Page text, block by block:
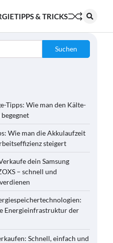
TIPPS & TRICKS
Suchen
Tipps: Wie man den Kälte-
Wie man die Akkulaufzeit
steigert
dein Samsung
– schnell und
Energieinfrastruktur der
Schnell, einfach und